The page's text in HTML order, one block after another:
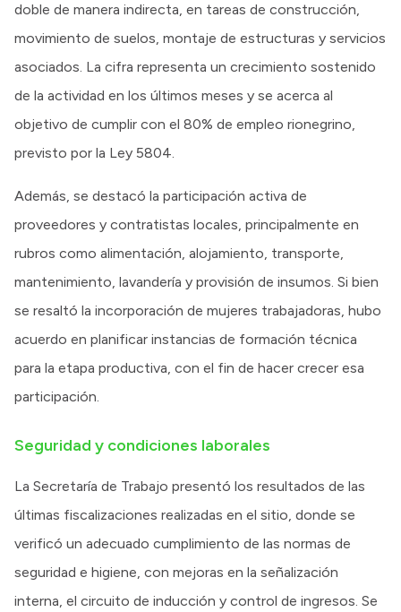
doble de manera indirecta, en tareas de construcción,
movimiento de suelos, montaje de estructuras y servicios
asociados. La cifra representa un crecimiento sostenido
de la actividad en los últimos meses y se acerca al
objetivo de cumplir con el 80% de empleo rionegrino,
previsto por la Ley 5804.
Además, se destacó la participación activa de
proveedores y contratistas locales, principalmente en
rubros como alimentación, alojamiento, transporte,
mantenimiento, lavandería y provisión de insumos. Si bien
se resaltó la incorporación de mujeres trabajadoras, hubo
acuerdo en planificar instancias de formación técnica
para la etapa productiva, con el fin de hacer crecer esa
participación.
Seguridad y condiciones laborales
La Secretaría de Trabajo presentó los resultados de las
últimas fiscalizaciones realizadas en el sitio, donde se
verificó un adecuado cumplimiento de las normas de
seguridad e higiene, con mejoras en la señalización
interna, el circuito de inducción y control de ingresos. Se